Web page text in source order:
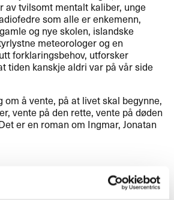
av tvilsomt mentalt kaliber, unge
som alle er enkemenn,
og nye skolen, islandske
meteorologer og en
forklaringsbehov, utforsker
tiden kanskje aldri var på vår side
å vente, på at livet skal begynne,
vente på den rette, vente på døden
er en roman om Ingmar, Jonatan
for?